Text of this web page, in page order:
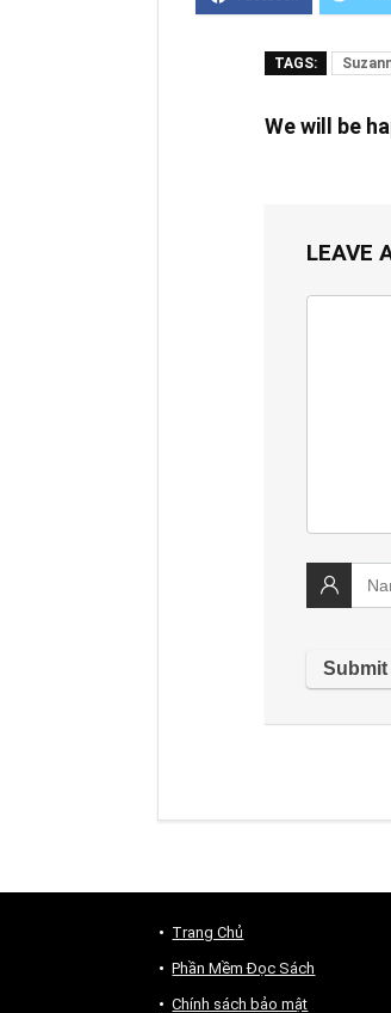
TAGS:
We will be
LEAVE
Trang Chủ
Phần Mềm Đọc Sách
Chính sách bảo mật